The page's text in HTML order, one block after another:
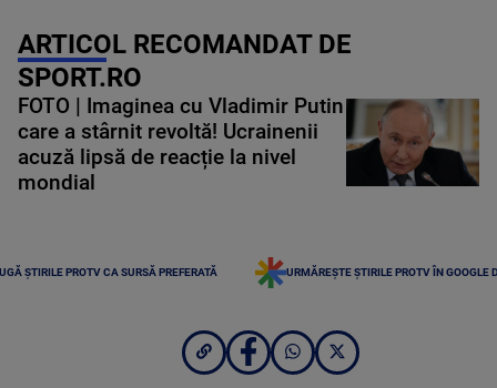
ARTICOL RECOMANDAT DE
SPORT.RO
FOTO | Imaginea cu Vladimir Putin
care a stârnit revoltă! Ucrainenii
acuză lipsă de reacție la nivel
mondial
ȘTIRILE PROTV CA SURSĂ PREFERATĂ URMĂREȘTE ȘTIRILE PROTV ÎN GOOGLE